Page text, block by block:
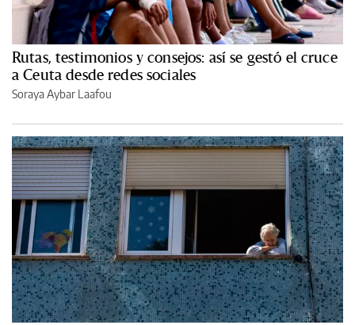
Rutas, testimonios y consejos: así se gestó el cruce
a Ceuta desde redes sociales
Soraya Aybar Laafou